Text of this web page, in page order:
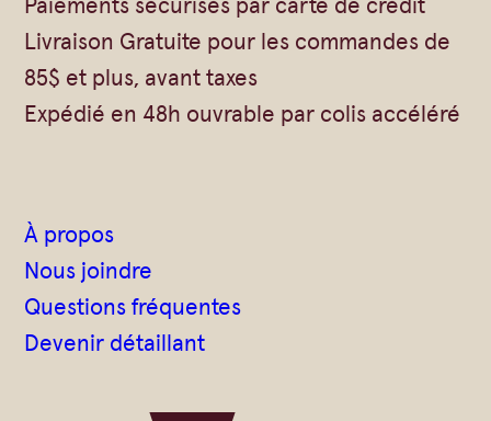
Vrac
Authentiques
Savons moulés
Beurre de Karité
Barres détachantes
Savon Noir
Savons sur corde
Argiles
Savons sur corde
Gommages
Savons en barre
Huiles
Livres
Livraison Gratuite pour les commandes de
85$ et plus, avant taxes
Expédié en 48h ouvrable par colis accéléré
À propos
Nous joindre
Questions fréquentes
Devenir détaillant